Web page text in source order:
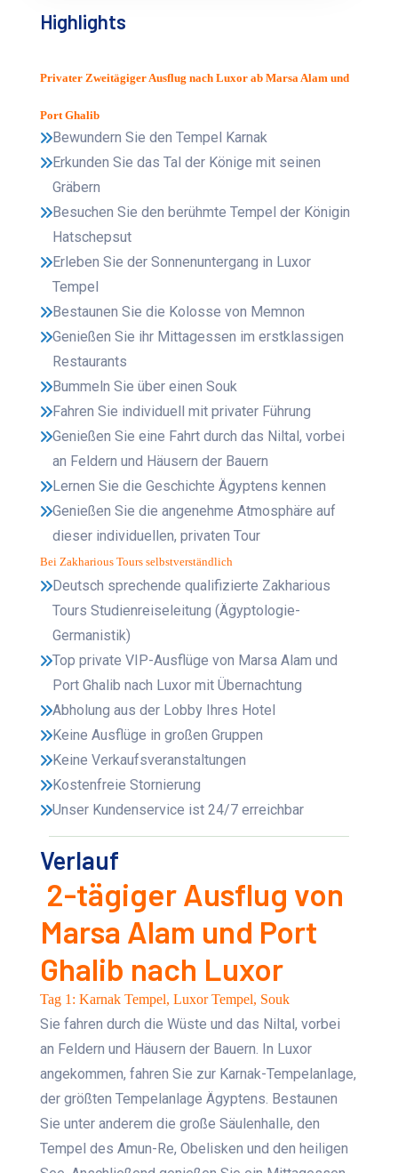
Highlights
Privater Zweitägiger Ausflug nach Luxor ab Marsa Alam und
Port Ghalib
Bewundern Sie den Tempel Karnak
Erkunden Sie das Tal der Könige mit seinen
Gräbern
Besuchen Sie den berühmte Tempel der Königin
Hatschepsut
Erleben Sie der Sonnenuntergang in Luxor
Tempel
Bestaunen Sie die Kolosse von Memnon
Genießen Sie ihr Mittagessen im erstklassigen
Restaurants
Bummeln Sie über einen Souk
Fahren Sie individuell mit privater Führung
Genießen Sie eine Fahrt durch das Niltal, vorbei
an Feldern und Häusern der Bauern
Lernen Sie die Geschichte Ägyptens kennen
Genießen Sie die angenehme Atmosphäre auf
dieser individuellen, privaten Tour
Bei Zakharious Tours selbstverständlich
Deutsch sprechende qualifizierte Zakharious
Tours Studienreiseleitung (Ägyptologie-
Germanistik)
Top private VIP-Ausflüge von Marsa Alam und
Port Ghalib nach Luxor mit Übernachtung
Abholung aus der Lobby Ihres Hotel
Keine Ausflüge in großen Gruppen
Keine Verkaufsveranstaltungen
Kostenfreie Stornierung
Unser Kundenservice ist 24/7 erreichbar
Verlauf
2-tägiger Ausflug von
Marsa Alam und Port
Ghalib nach Luxor
Tag 1: Karnak Tempel, Luxor Tempel, Souk
Sie fahren durch die Wüste und das Niltal, vorbei
an Feldern und Häusern der Bauern. In Luxor
angekommen, fahren Sie zur Karnak-Tempelanlage,
der größten Tempelanlage Ägyptens. Bestaunen
Sie unter anderem die große Säulenhalle, den
Tempel des Amun-Re, Obelisken und den heiligen